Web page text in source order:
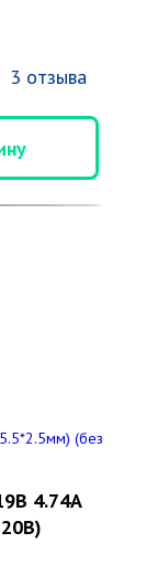
3 отзыва
4.74А